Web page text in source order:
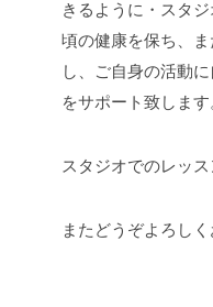
きるように・スタ
頃の健康を保ち、
し、ご自身の活動
をサポート致します
スタジオでのレッ
またどうぞよろしく